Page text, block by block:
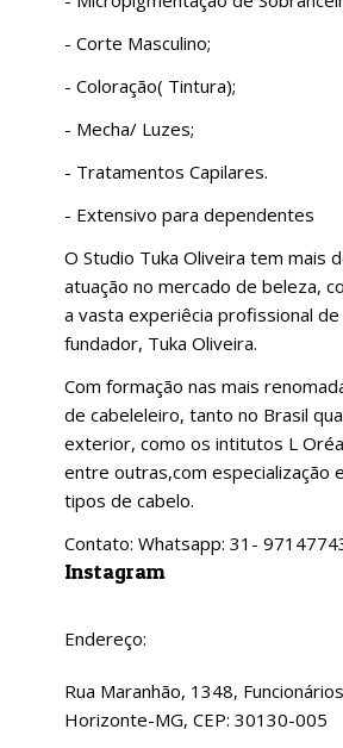
- Corte Masculino;
- Coloração( Tintura);
- Mecha/ Luzes;
- Tratamentos Capilares.
- Extensivo para dependentes
O Studio Tuka Oliveira tem mais
atuação no mercado de beleza,
a vasta experiêcia profissional de
fundador, Tuka Oliveira.
Com formação nas mais
de cabeleleiro, tanto no Brasil
exterior, como os intitutos L
entre outras,com especialização
tipos de cabelo.
Contato: Whatsapp: 31-
Instagram
Endereço:
Rua Maranhão, 1348,
Horizonte-MG, CEP: 30130-005